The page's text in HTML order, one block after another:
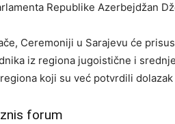
Republike Azerbejdžan
Ceremoniji u Sarajevu će
iz regiona jugoistične i
koji su već potvrdili dolazak
forum